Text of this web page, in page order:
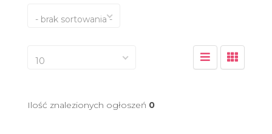
- brak sortowania -
10
Ilość znalezionych ogłoszeń 0